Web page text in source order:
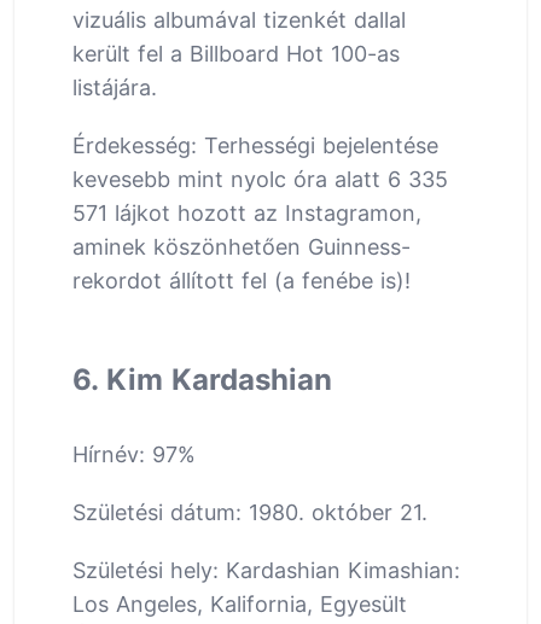
vizuális albumával tizenkét dallal
került fel a Billboard Hot 100-as
listájára.
Érdekesség: Terhességi bejelentése
kevesebb mint nyolc óra alatt 6 335
571 lájkot hozott az Instagramon,
aminek köszönhetően Guinness-
rekordot állított fel (a fenébe is)!
6. Kim Kardashian
Hírnév: 97%
Születési dátum: 1980. október 21.
Születési hely: Kardashian Kimashian:
Los Angeles, Kalifornia, Egyesült